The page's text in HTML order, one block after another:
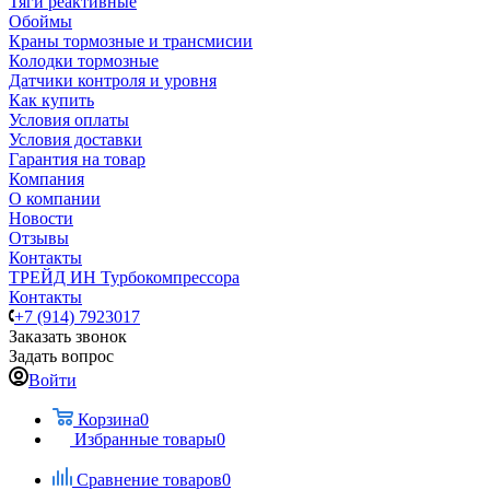
Обоймы
Краны тормозные и трансмисии
Колодки тормозные
Датчики контроля и уровня
Как купить
Условия оплаты
Условия доставки
Гарантия на товар
Компания
О компании
Новости
Отзывы
Контакты
ТРЕЙД ИН Турбокомпрессора
Контакты
+7 (914) 7923017
Заказать звонок
Задать вопрос
Войти
Корзина0
Избранные товары0
Сравнение товаров0